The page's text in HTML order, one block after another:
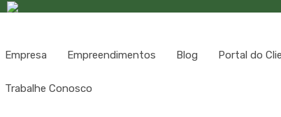
Empresa Empreendimentos Blog Portal do
Trabalhe Conosco